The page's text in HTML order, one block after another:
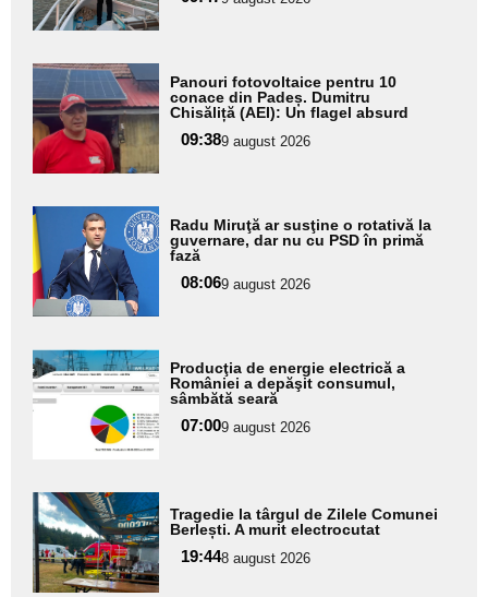
subtitlu
Adaugă
aici textul
pentru
subtitlu
Panouri fotovoltaice pentru 10
conace din Padeș. Dumitru
Chisăliță (AEI): Un flagel absurd
09:389 august 2026
Adaugă
aici textul
pentru
subtitlu
Radu Miruţă ar susţine o rotativă la
guvernare, dar nu cu PSD în primă
fază
08:069 august 2026
Adaugă
aici textul
pentru
subtitlu
Producţia de energie electrică a
României a depăşit consumul,
sâmbătă seară
07:009 august 2026
Adaugă
aici textul
pentru
subtitlu
Tragedie la târgul de Zilele Comunei
Berlești. A murit electrocutat
19:448 august 2026